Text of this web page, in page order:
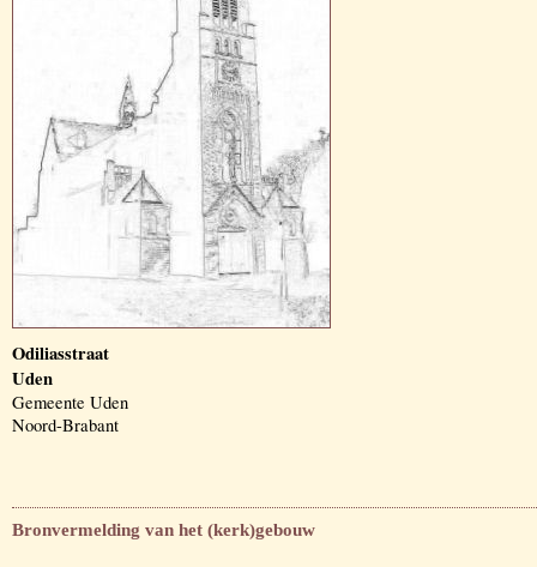
Odiliasstraat
Uden
Gemeente Uden
Noord-Brabant
Bronvermelding van het (kerk)gebouw